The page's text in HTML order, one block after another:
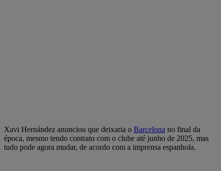
Xavi Hernández anunciou que deixaria o Barcelona no final da
época, mesmo tendo contrato com o clube até junho de 2025, mas
tudo pode agora mudar, de acordo com a imprensa espanhola.